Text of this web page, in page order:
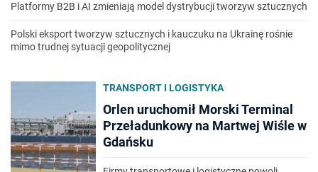
Platformy B2B i AI zmieniają model dystrybucji tworzyw sztucznych
Polski eksport tworzyw sztucznych i kauczuku na Ukrainę rośnie
mimo trudnej sytuacji geopolitycznej
TRANSPORT I LOGISTYKA
Orlen uruchomił Morski Terminal
Przeładunkowy na Martwej Wiśle w
Gdańsku